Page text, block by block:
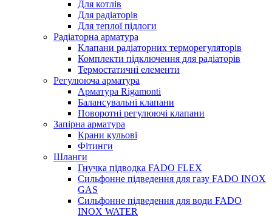
Для котлів
Для радіаторів
Для теплої підлоги
Радіаторна арматура
Клапани радіаторних терморегуляторів
Комплекти підключення для радіаторів
Термостатичні елементи
Регулююча арматура
Арматура Rigamonti
Балансувальні клапани
Поворотні регулюючі клапани
Запірна арматура
Крани кульові
Фітинги
Шланги
Гнучка підводка FADO FLEX
Сильфонне підведення для газу FADO INOX
GAS
Сильфонне підведення для води FADO
INOX WATER